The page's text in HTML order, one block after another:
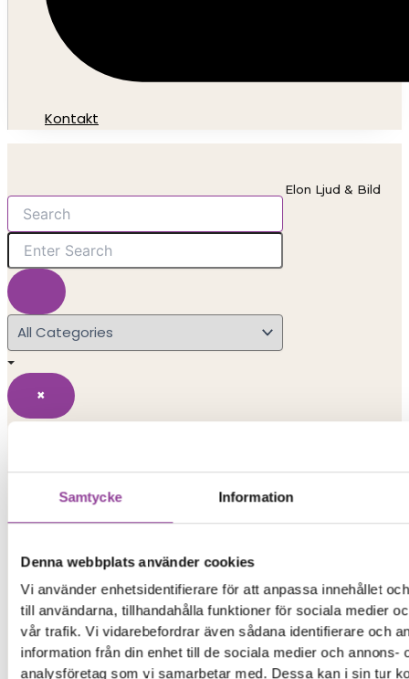
Samtycke Information
Denna webbplats använder cookies
Vi använder enhetsidentifierare för att anpassa innehållet
till användarna, tillhandahålla funktioner för sociala medier
vår trafik. Vi vidarebefordrar även sådana identifierare och
information från din enhet till de sociala medier och annons-
analysföretag som vi samarbetar med. Dessa kan i sin tur
Kontakt
Elon Ljud & Bild
×
Popular Searches
iphone
xiaomi redmi